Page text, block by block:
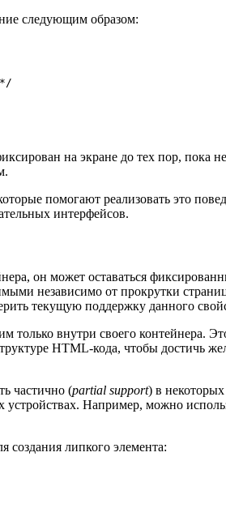
следующим образом:
на экране до тех пор, пока
помогают реализовать это
интерфейсов.
он может оставаться
независимо от прокрутки
текущую поддержку данного
внутри своего контейнера.
HTML-кода, чтобы достичь
частично (partial support) в
Например, можно
создания липкого элемента: